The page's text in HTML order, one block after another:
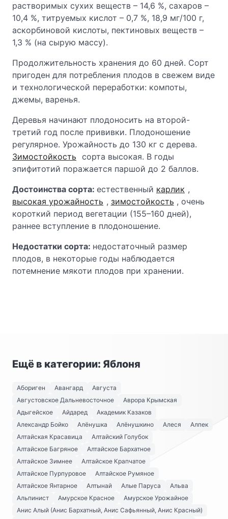
растворимых сухих веществ – 14,6 %, сахаров –
10,4 %, титруемых кислот – 0,7 %, 18,9 мг/100 г,
аскорбиновой кислоты, пектиновых веществ –
1,3 % (на сырую массу).
Продолжительность хранения до 60 дней. Сорт
пригоден для потребления плодов в свежем виде
и технологической переработки: компоты,
джемы, варенья.
Деревья начинают плодоносить на второй-
третий год после прививки. Плодоношение
регулярное. Урожайность до 130 кг с дерева.
Зимостойкость сорта высокая. В годы
эпифитотий поражается паршой до 2 баллов.
Достоинства сорта: естественный карлик ,
высокая урожайность , зимостойкость , очень
короткий период вегетации (155–160 дней),
раннее вступление в плодоношение.
Недостатки сорта: недостаточный размер
плодов, в некоторые годы наблюдается
потемнение мякоти плодов при хранении.
Ещё в категории: Яблоня
Абориген Авангард
Августа
Августовское Дальневосточное
Аврора Крымская
Адыгейское
Айдаред
Академик Казаков
Александр Бойко
Алёнушка Алёнушкино Алеся
Алпек
Алтайская Красавица
Алтайский Голубок
Алтайское Багряное
Алтайское Бархатное
Алтайское Зимнее
Алтайское Крапчатое
Алтайское Пурпуровое
Алтайское Румяное
Алтайское Янтарное
Алтынай Алые Паруса
Альва
Альпинист
Амурское Красное
Амурское Урожайное
Анис Алый (Анис Бархатный, Анис Сафьянный, Анис Красный)